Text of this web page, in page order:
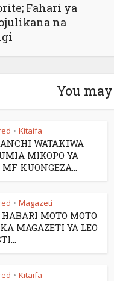
Fahari ya
na
You
• Kitaifa
WATAKIWA
MIKOPO YA
MF KUONGEZA...
• Magazeti
HABARI MOTO MOTO
MAGAZETI YA LEO
• Kitaifa